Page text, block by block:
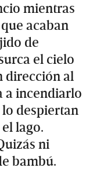
mientras
acaban
de
el cielo
dirección al
a incendiarlo
lo despiertan
lago.
ni
bambú.